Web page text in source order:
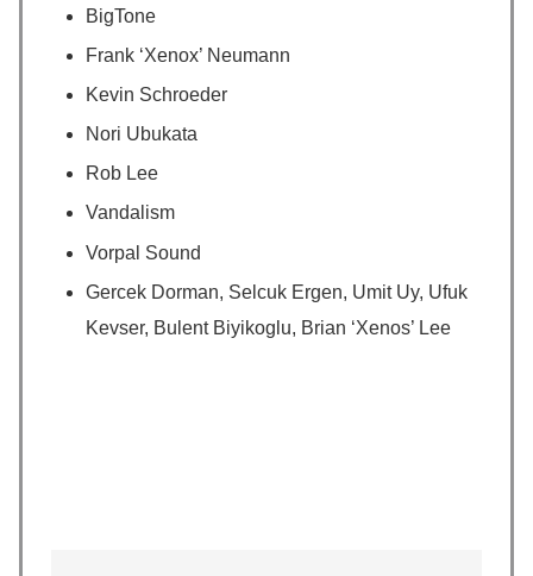
BigTone
Frank ‘Xenox’ Neumann
Kevin Schroeder
Nori Ubukata
Rob Lee
Vandalism
Vorpal Sound
Gercek Dorman, Selcuk Ergen, Umit Uy, Ufuk
Kevser, Bulent Biyikoglu, Brian ‘Xenos’ Lee